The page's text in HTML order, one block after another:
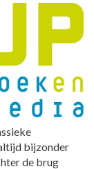
bijzonder
de brug